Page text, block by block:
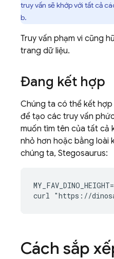
truy vấn sẽ khớp với tất cả
b.
Truy vấn phạm vi cũng
trang dữ liệu.
Đang kết hợp
Chúng ta có thể kết
để tạo các truy vấn
muốn tìm tên của tất cả
nhỏ hơn hoặc bằng loài
chúng ta, Stegosaurus:
Cách sắp